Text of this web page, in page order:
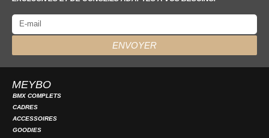
ENVOYER
MEYBO
BMX COMPLETS
CADRES
ACCESSOIRES
GOODIES